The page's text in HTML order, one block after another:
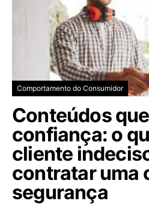
Comportamento do Consumidor
Conteúdos
confiança: o
cliente
contratar uma
segurança